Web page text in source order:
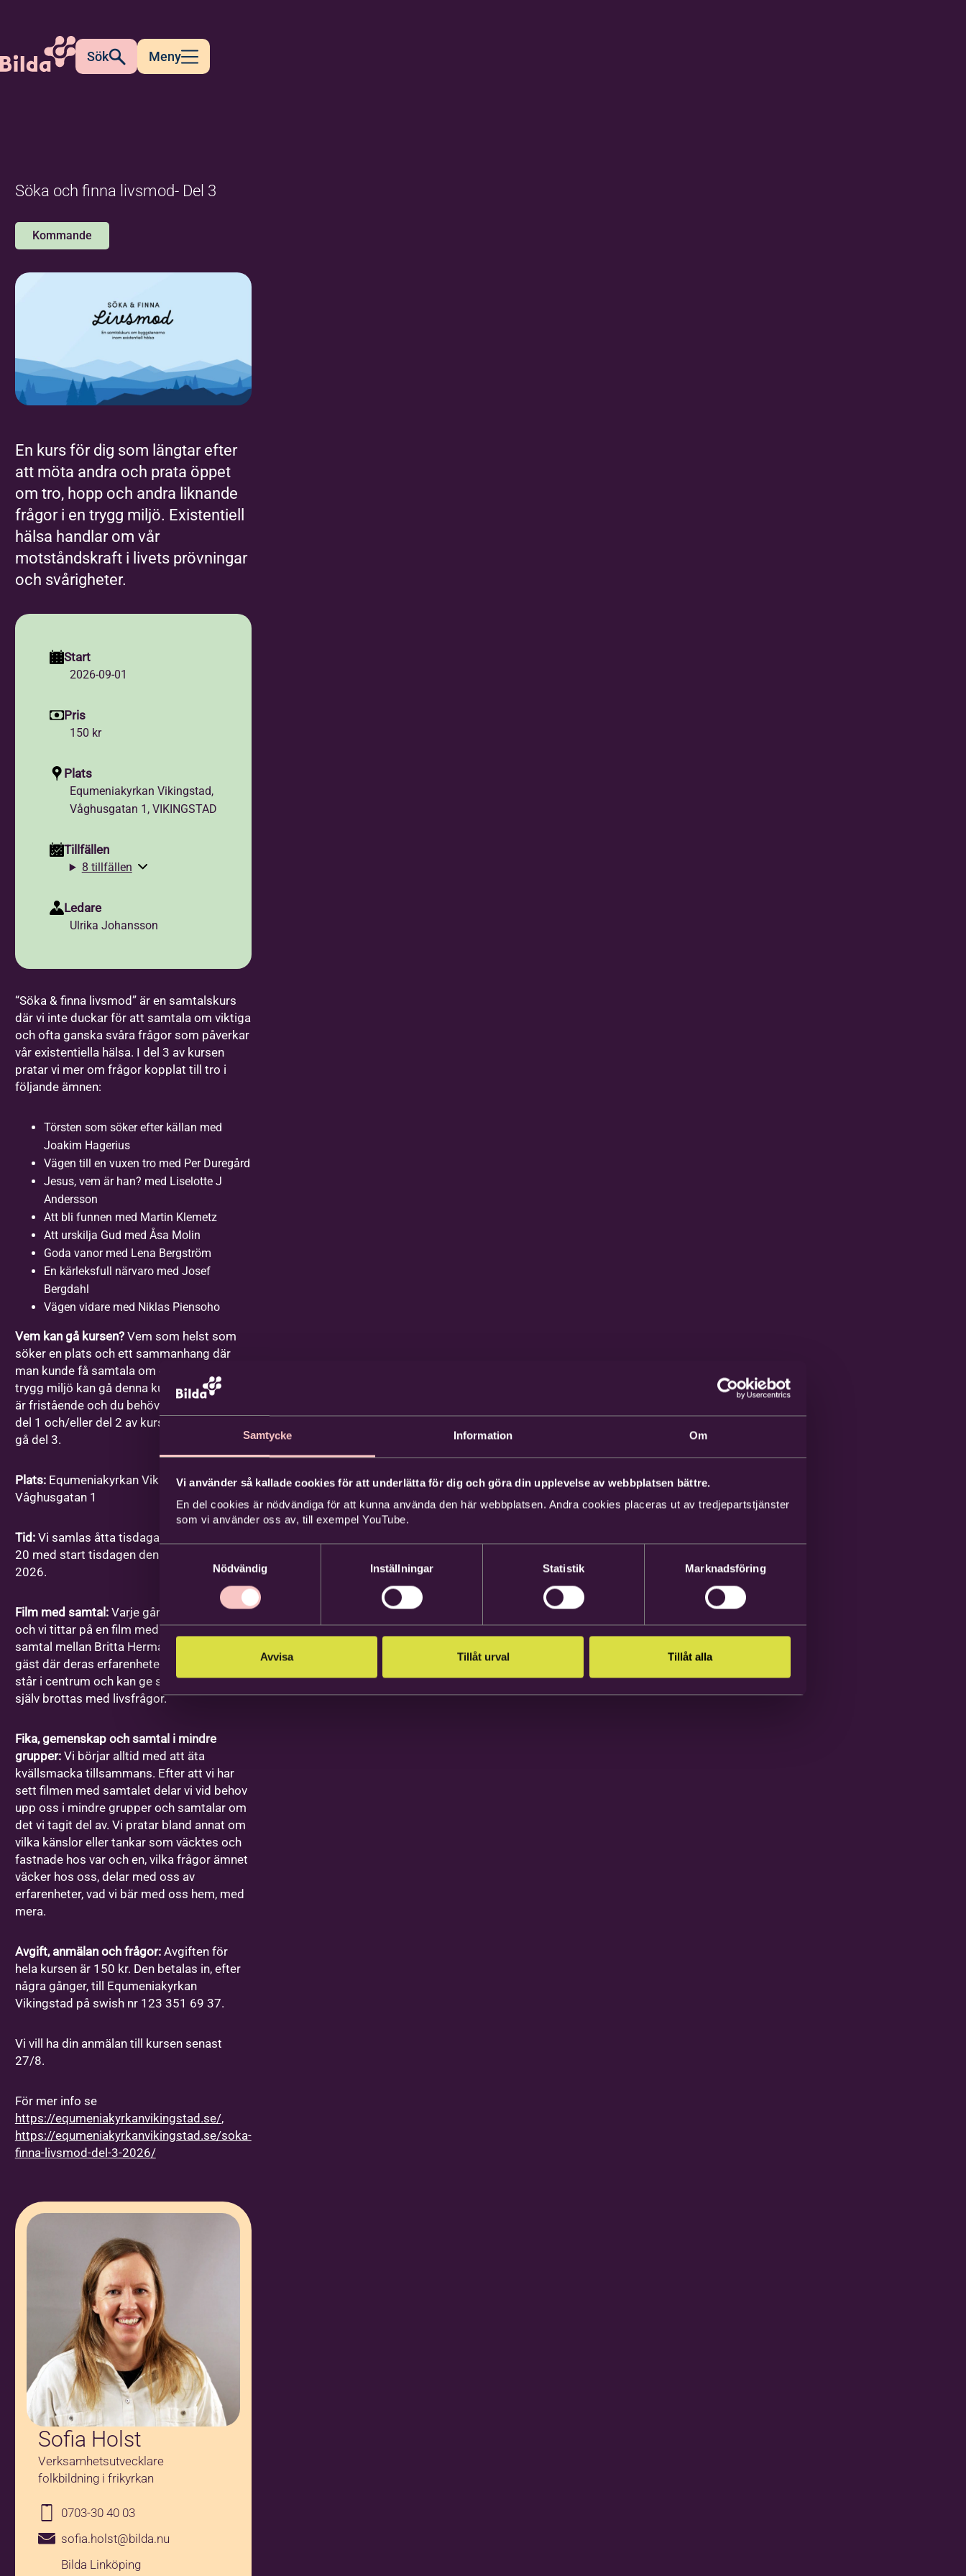
Samtycke Information Om
Vi använder så kallade cookies för att underlätta för dig och göra din upplevelse av webbplatsen bättre.
En del cookies är nödvändiga för att kunna använda den här webbplatsen. Andra cookies placeras ut av tredjepartstjänster
som vi använder oss av, till exempel YouTube.
Nödvändig
Inställningar Statistik Marknadsföring
Avvisa Tillåt urval Tillåt alla
Sök Meny
Söka och finna livsmod- Del 3
Kommande
En kurs för dig som längtar efter
att möta andra och prata öppet
om tro, hopp och andra liknande
frågor i en trygg miljö. Existentiell
hälsa handlar om vår
motståndskraft i livets prövningar
och svårigheter.
Start
2026-09-01
Pris
150 kr
Plats
Equmeniakyrkan Vikingstad,
Våghusgatan 1, VIKINGSTAD
Tillfällen
8 tillfällen
Ledare
Ulrika Johansson
“Söka & finna livsmod” är en samtalskurs
där vi inte duckar för att samtala om viktiga
och ofta ganska svåra frågor som påverkar
vår existentiella hälsa. I del 3 av kursen
pratar vi mer om frågor kopplat till tro i
följande ämnen:
Törsten som söker efter källan med
Joakim Hagerius
Vägen till en vuxen tro med Per Duregård
Jesus, vem är han? med Liselotte J
Andersson
Att bli funnen med Martin Klemetz
Att urskilja Gud med Åsa Molin
Goda vanor med Lena Bergström
En kärleksfull närvaro med Josef
Bergdahl
Vägen vidare med Niklas Piensoho
Vem kan gå kursen? Vem som helst som
söker en plats och ett sammanhang där
man kunde få samtala om dessa frågor i en
trygg miljö kan gå denna kurs. Varje gång
är fristående och du behöver inte ha gått
del 1 och/eller del 2 av kursen för att kunna
gå del 3.
Plats: Equmeniakyrkan Vikingstad,
Våghusgatan 1
Tid: Vi samlas åtta tisdagar mellan kl. 18-
20 med start tisdagen den 1 september
2026.
Film med samtal: Varje gång har ett ämne
och vi tittar på en film med ett förinspelat
samtal mellan Britta Hermansson och en
gäst där deras erfarenheter och berättelser
står i centrum och kan ge stöd åt den som
själv brottas med livsfrågor.
Fika, gemenskap och samtal i mindre
grupper: Vi börjar alltid med att äta
kvällsmacka tillsammans. Efter att vi har
sett filmen med samtalet delar vi vid behov
upp oss i mindre grupper och samtalar om
det vi tagit del av. Vi pratar bland annat om
vilka känslor eller tankar som väcktes och
fastnade hos var och en, vilka frågor ämnet
väcker hos oss, delar med oss av
erfarenheter, vad vi bär med oss hem, med
mera.
Avgift, anmälan och frågor: Avgiften för
hela kursen är 150 kr. Den betalas in, efter
några gånger, till Equmeniakyrkan
Vikingstad på swish nr 123 351 69 37.
Vi vill ha din anmälan till kursen senast
27/8.
För mer info se
https://equmeniakyrkanvikingstad.se/,
https://equmeniakyrkanvikingstad.se/soka-
finna-livsmod-del-3-2026/
Sofia Holst
Verksamhetsutvecklare
folkbildning i frikyrkan
0703-30 40 03
sofia.holst@bilda.nu
Bilda Linköping